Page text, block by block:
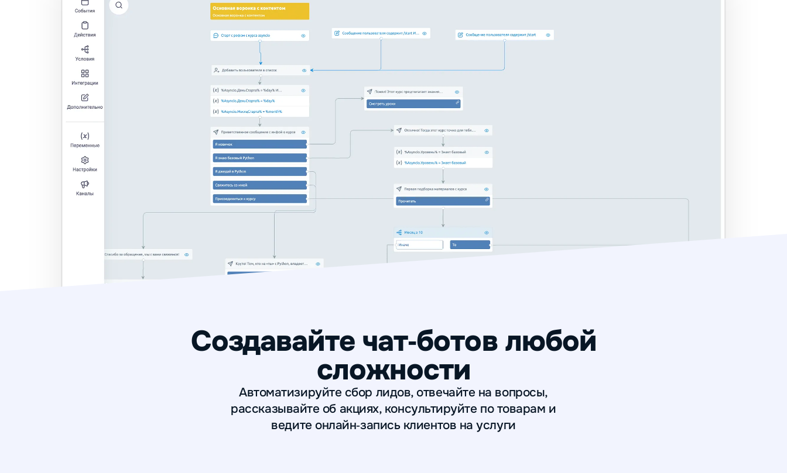
Создавайте чат‑ботов любой
сложности
Автоматизируйте сбор лидов, отвечайте на вопросы,
рассказывайте об акциях, консультируйте по товарам и
ведите онлайн‑запись клиентов на услуги